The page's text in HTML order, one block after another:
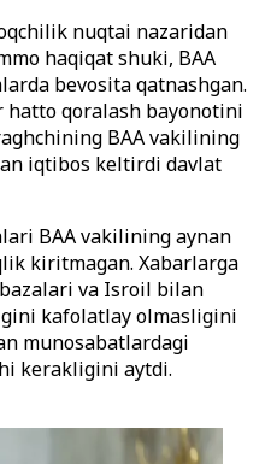
nuqtai nazaridan
haqiqat shuki, BAA
bevosita qatnashgan.
qoralash bayonotini
BAA vakilining
iqtibos keltirdi davlat
BAA vakilining aynan
kiritmagan. Xabarlarga
bazalari va Isroil bilan
kafolatlay olmasligini
munosabatlardagi
kerakligini aytdi.